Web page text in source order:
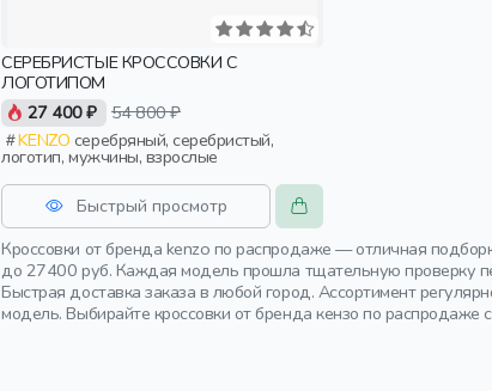
СЕРЕБРИСТЫЕ КРОССОВКИ С
ЛОГОТИПОМ
27 400 ₽ 54 800 ₽
KENZO
логотип, мужчины, взрослые
Быстрый просмотр
Кроссовки от бренда kenzo по распродаже — отличная
до 27400 руб. Каждая модель прошла тщательную проверку
Быстрая доставка заказа в любой город. Ассортимент
модель. Выбирайте кроссовки от бренда кензо по распродаже